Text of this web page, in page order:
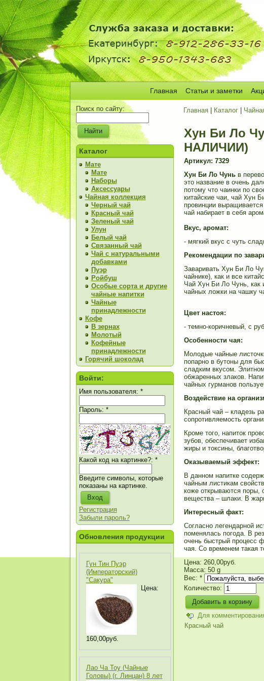
Главная Статьи и заметки
Поиск по сайту:
Каталог
Мате
Мате
Наборы
Аксессуары
Чайная коллекция
Черный чай
Красный чай
Зеленый чай
Улун
Белый чай
Связанный чай
Чай с натуральными
добавками
Пуэр
Ройбуш
Особые сорта и другие
чайные напитки
Чайные
принадлежности
Кофе
В зернах
Молотый
Кофейные
принадлежности
Горячий шоколад
Войти:
Имя пользователя: *
Пароль: *
Какой код на картинке?: *
Введите символы, которые
показаны на картинке.
Регистрация
Забыли пароль?
Обновления продукции
Гун Тин Пуэр
(Императорский)
"Сакура"
Цена:
160,00руб.
Лао Ча Тоу (Чайные
Головы) (г. Линцан) 8 лет
Главная| Каталог|
Хун Би Ло
НАЛИЧИИ)
Артикул: 7329
Хун Би Ло Чунь в
это название в очень
потому что чаинки по
китайские чаи, чай Хун
провинции
чай набирает в себя
Вкус, аромат:
- мягкий вкус с чуть
Рекомендации по
Заваривать Хун Би Ло
чайнике), как и все
Чай Хун Би Ло Чунь, как
чайных ложки на чашку
Цвет настоя:
- темно-коричневый, с
Особенности чая:
Молодые чайные
попарно в бутоны для
сладким вкусом.
обжаренных злаков.
чайных гурманов
Воздействие на
Красный чай – кладезь
сопротивляемость
Кроме того, напиток
зубов, обеспечивает
жиры и токсины,
Оказываемый эффект:
В данном напитке
чайным листикам
коже открываются поры,
вещества – шлаки. В
Интересный факт:
Согласно легендарной
поменялась погода. В
очень быстрый процесс
чая. Со временем такая
Цена: 260,00руб.
Масса: 50 g
Вес: *
Количество:
Для
Красный чай